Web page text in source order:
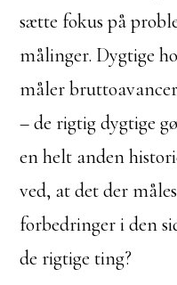
sætte fokus på
målinger. Dygtige
måler
– de rigtig dygtige
en helt anden
ved, at det der
forbedringer i den
de rigtige ting?